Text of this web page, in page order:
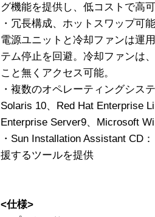
グ機能を提供し、低コストで高
・冗長構成、ホットスワップ可
電源ユニットと冷却ファンは運
テム停止を回避。冷却ファンは
こと無くアクセス可能。
・複数のオペレーティングシス
Solaris 10、Red Hat Enterprise
Enterprise Server9、Microsoft
・Sun Installation Assistant CD
援するツールを提供
<仕様>